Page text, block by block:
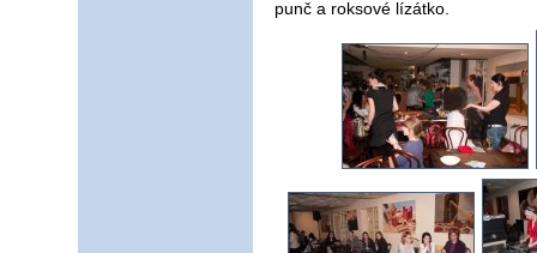
punč a roksové lízátko.